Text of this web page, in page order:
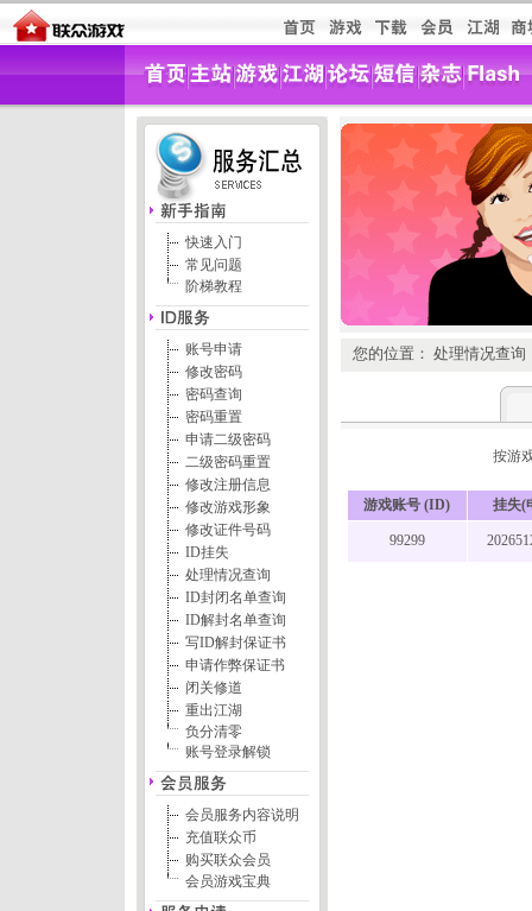
快速入门
常见问题
阶梯教程
账号申请
修改密码
密码查询
密码重置
申请二级密码
二级密码重置
修改注册信息
修改游戏形象
修改证件号码
ID挂失
处理情况查询
ID封闭名单查询
ID解封名单查询
写ID解封保证书
申请作弊保证书
闭关修道
重出江湖
负分清零
账号登录解锁
会员服务内容说明
充值联众币
购买联众会员
会员游戏宝典
您的位置： 处理情况查询
按游
游戏账号 (ID) 挂失(
99299